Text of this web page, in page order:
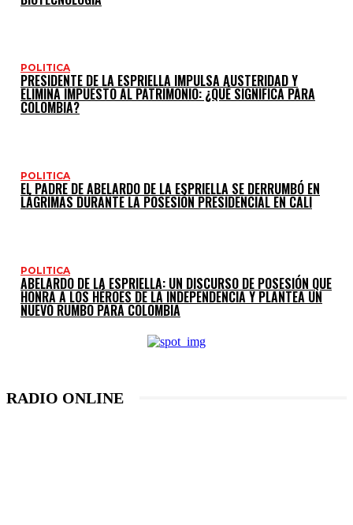
POLITICA
PRESIDENTE DE LA ESPRIELLA IMPULSA AUSTERIDAD Y
ELIMINA IMPUESTO AL PATRIMONIO: ¿QUÉ SIGNIFICA PARA
COLOMBIA?
POLITICA
EL PADRE DE ABELARDO DE LA ESPRIELLA SE DERRUMBÓ EN
LÁGRIMAS DURANTE LA POSESIÓN PRESIDENCIAL EN CALI
POLITICA
ABELARDO DE LA ESPRIELLA: UN DISCURSO DE POSESIÓN QUE
HONRA A LOS HÉROES DE LA INDEPENDENCIA Y PLANTEA UN
NUEVO RUMBO PARA COLOMBIA
RADIO ONLINE